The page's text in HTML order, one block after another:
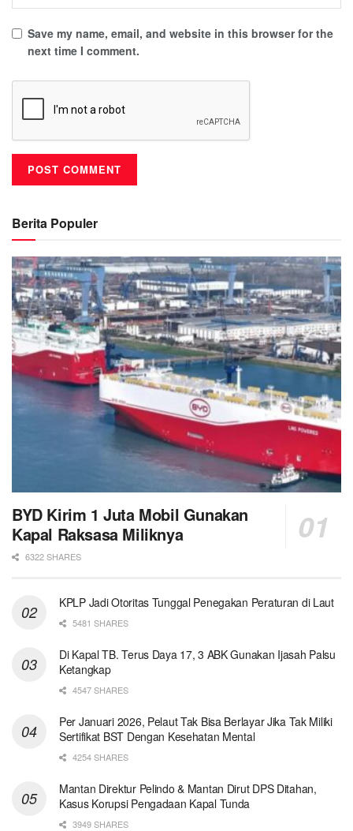
Save my name, email, and website in this browser for the
next time I comment.
Berita Populer
BYD Kirim 1 Juta Mobil Gunakan
Kapal Raksasa Miliknya
6322 SHARES
KPLP Jadi Otoritas Tunggal Penegakan Peraturan di Laut
5481 SHARES
Di Kapal TB. Terus Daya 17, 3 ABK Gunakan Ijasah Palsu
Ketangkap
4547 SHARES
Per Januari 2026, Pelaut Tak Bisa Berlayar Jika Tak Miliki
Sertifikat BST Dengan Kesehatan Mental
4254 SHARES
Mantan Direktur Pelindo & Mantan Dirut DPS Ditahan,
Kasus Korupsi Pengadaan Kapal Tunda
3949 SHARES